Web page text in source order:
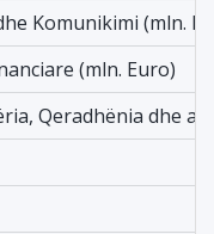
Komunikimi (mln.
(mln. Euro)
Qeradhënia dhe